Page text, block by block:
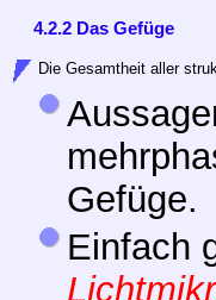
4.2.2 Das Gefüge
Die Gesamtheit aller
Gefüge.
Einfach